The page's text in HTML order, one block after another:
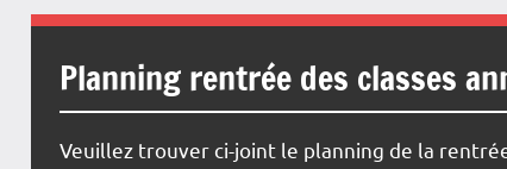
Planning rentrée des classes
Veuillez trouver ci-joint le planning de la